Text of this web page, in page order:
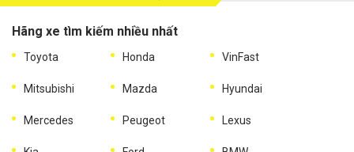
Hãng xe tìm kiếm nhiều nhất
Toyota Honda VinFast
Mitsubishi Mazda Hyundai
Mercedes Peugeot Lexus